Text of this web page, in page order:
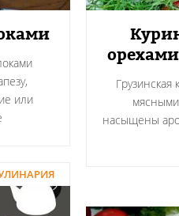
или
Грузинская
насыщены